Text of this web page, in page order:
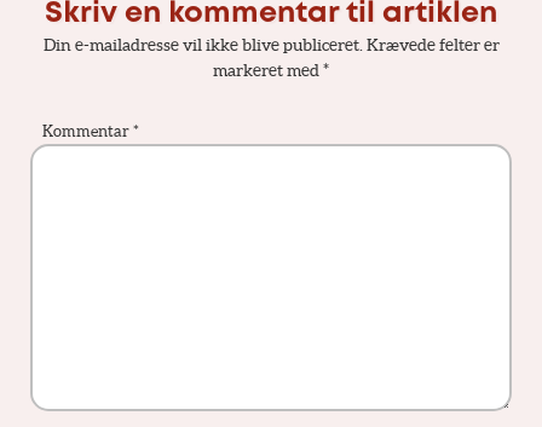
Skriv en kommentar til artiklen
Din e-mailadresse vil ikke blive publiceret. Krævede felter er
markeret med*
Kommentar *